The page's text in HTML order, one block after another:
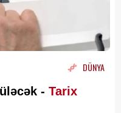
DÜNYA
- Tarix